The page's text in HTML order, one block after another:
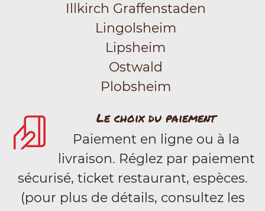
Illkirch Graffenstaden
Lingolsheim
Lipsheim
Ostwald
Plobsheim
Le choix du paiement
Paiement en ligne ou à la
livraison. Réglez par paiement
sécurisé, ticket restaurant, espèces.
(pour plus de détails, consultez les